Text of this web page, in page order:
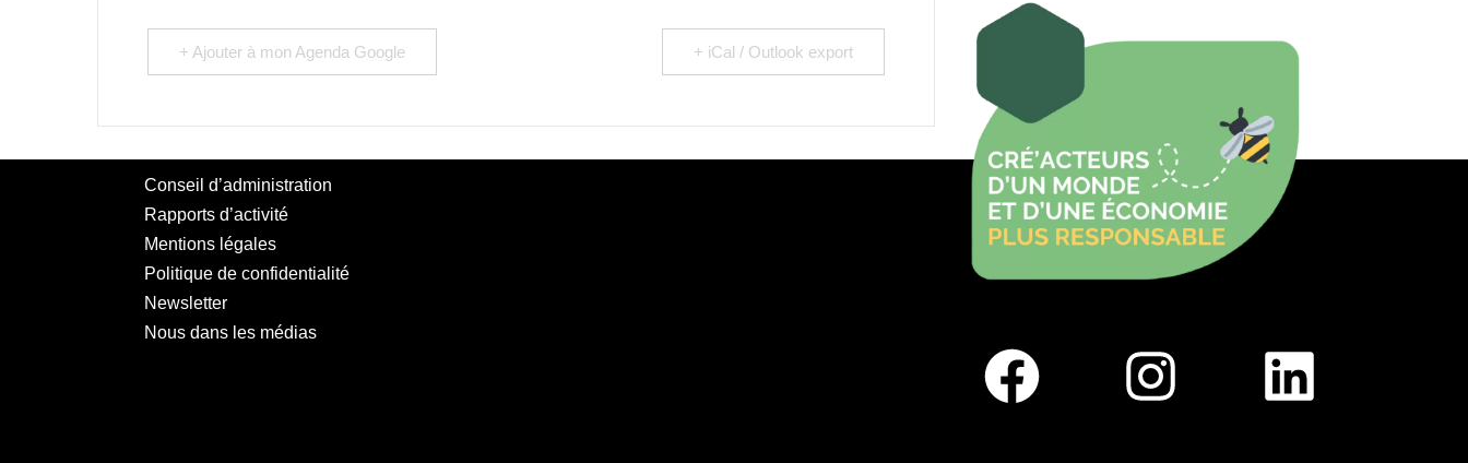
+ Ajouter à mon Agenda Google + iCal / Outlook export
Conseil d’administration
Rapports d’activité
Mentions légales
Politique de confidentialité
Newsletter
Nous dans les médias